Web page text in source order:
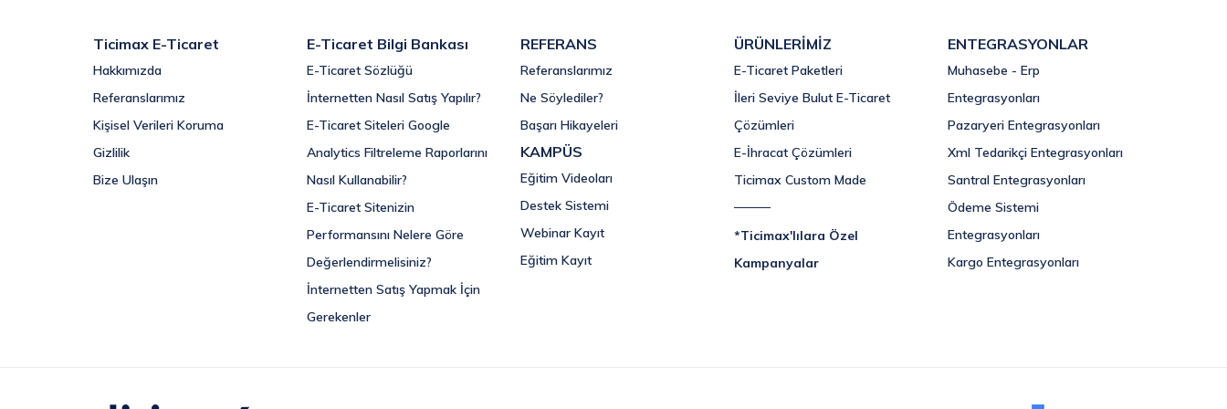
Ticimax E-Ticaret
Hakkımızda
Referanslarımız
Kişisel Verileri Koruma
Gizlilik
Bize Ulaşın
E-Ticaret Bilgi Bankası
E-Ticaret Sözlüğü
İnternetten Nasıl Satış Yapılır?
E-Ticaret Siteleri Google
Analytics Filtreleme Raporlarını
Nasıl Kullanabilir?
E-Ticaret Sitenizin
Performansını Nelere Göre
Değerlendirmelisiniz?
İnternetten Satış Yapmak İçin
Gerekenler
REFERANS
Referanslarımız
Ne Söylediler?
Başarı Hikayeleri
KAMPÜS
Eğitim Videoları
Destek Sistemi
Webinar Kayıt
Eğitim Kayıt
ÜRÜNLERİMİZ
E-Ticaret Paketleri
İleri Seviye Bulut E-Ticaret
Çözümleri
E-İhracat Çözümleri
Ticimax Custom Made
*Ticimax'lılara Özel
Kampanyalar
ENTEGRASYONLAR
Muhasebe - Erp
Entegrasyonları
Pazaryeri Entegrasyonları
Xml Tedarikçi Entegrasyonları
Santral Entegrasyonları
Ödeme Sistemi
Entegrasyonları
Kargo Entegrasyonları